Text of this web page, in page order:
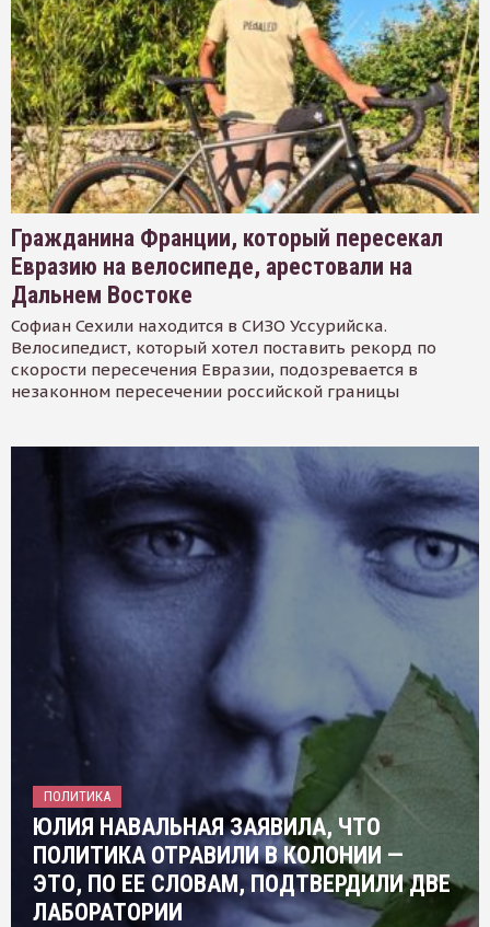
Гражданина Франции, который пересекал
Евразию на велосипеде, арестовали на
Дальнем Востоке
Софиан Сехили находится в СИЗО Уссурийска.
Велосипедист, который хотел поставить рекорд по
скорости пересечения Евразии, подозревается в
незаконном пересечении российской границы
ПОЛИТИКА
ЮЛИЯ НАВАЛЬНАЯ ЗАЯВИЛА, ЧТО
ПОЛИТИКА ОТРАВИЛИ В КОЛОНИИ —
ЭТО, ПО ЕЕ СЛОВАМ, ПОДТВЕРДИЛИ ДВЕ
ЛАБОРАТОРИИ